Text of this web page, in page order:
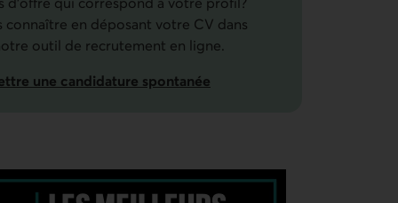
connaître en déposant votre CV dans
outil de recrutement en ligne.
une candidature spontanée